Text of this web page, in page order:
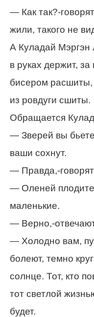
— Как так?-
жили, такого не
А Куладай Мэргэн
в руках держит,
бисером
из ровдуги сшиты.
Обращается
— Зверей вы
ваши сохнут.
— Правда,-
— Оленей
маленькие.
— Верно,-
— Холодно вам,
болеют, темно
солнце. Тот, кто
тот светлой
будет.